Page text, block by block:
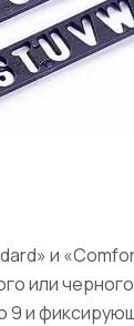
и
или
и